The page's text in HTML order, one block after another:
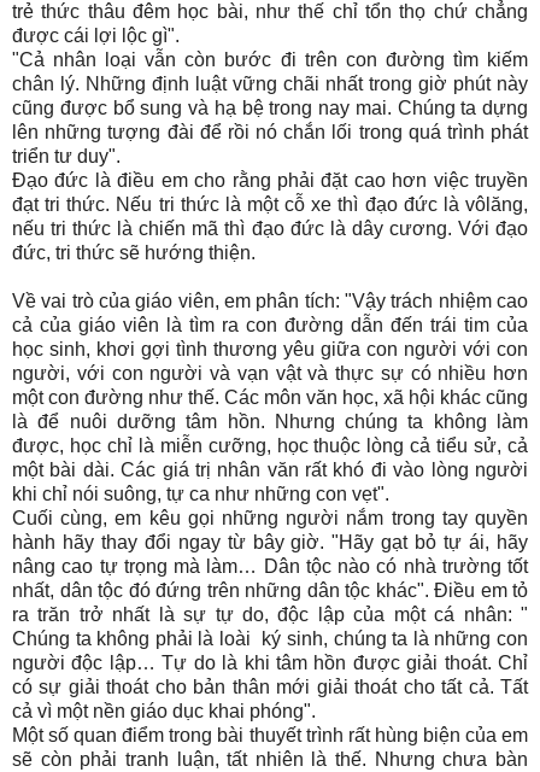
trẻ thức thâu đêm học bài, như thế chỉ tổn thọ chứ chẳng
được cái lợi lộc gì".
"Cả nhân loại vẫn còn bước đi trên con đường tìm kiếm
chân lý. Những định luật vững chãi nhất trong giờ phút này
cũng được bổ sung và hạ bệ trong nay mai. Chúng ta dựng
lên những tượng đài để rồi nó chắn lối trong quá trình phát
triển tư duy".
Đạo đức là điều em cho rằng phải đặt cao hơn việc truyền
đạt tri thức. Nếu tri thức là một cỗ xe thì đạo đức là vôlăng,
nếu tri thức là chiến mã thì đạo đức là dây cương. Với đạo
đức, tri thức sẽ hướng thiện.
Về vai trò của giáo viên, em phân tích: "Vậy trách nhiệm cao
cả của giáo viên là tìm ra con đường dẫn đến trái tim của
học sinh, khơi gợi tình thương yêu giữa con người với con
người, với con người và vạn vật và thực sự có nhiều hơn
một con đường như thế. Các môn văn học, xã hội khác cũng
là để nuôi dưỡng tâm hồn. Nhưng chúng ta không làm
được, học chỉ là miễn cưỡng, học thuộc lòng cả tiểu sử, cả
một bài dài. Các giá trị nhân văn rất khó đi vào lòng người
khi chỉ nói suông, tự ca như những con vẹt".
Cuối cùng, em kêu gọi những người nắm trong tay quyền
hành hãy thay đổi ngay từ bây giờ. "Hãy gạt bỏ tự ái, hãy
nâng cao tự trọng mà làm… Dân tộc nào có nhà trường tốt
nhất, dân tộc đó đứng trên những dân tộc khác". Điều em tỏ
ra trăn trở nhất là sự tự do, độc lập của một cá nhân: "
Chúng ta không phải là loài ký sinh, chúng ta là những con
người độc lập… Tự do là khi tâm hồn được giải thoát. Chỉ
có sự giải thoát cho bản thân mới giải thoát cho tất cả. Tất
cả vì một nền giáo dục khai phóng".
Một số quan điểm trong bài thuyết trình rất hùng biện của em
sẽ còn phải tranh luận, tất nhiên là thế. Nhưng chưa bàn